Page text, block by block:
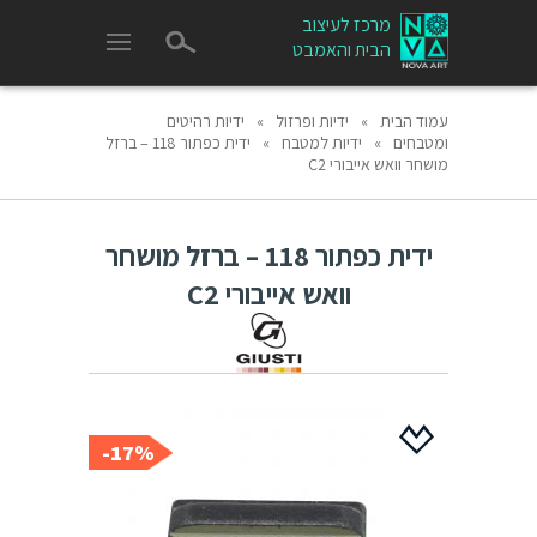
מרכז לעיצוב
הבית והאמבט
עמוד הבית » ידיות ופרזול »
ידיות רהיטים
ומטבחים
» ידיות למטבח »
ידית כפתור 118 – ברזל
מושחר וואש אייבורי C2
ידית כפתור 118 – ברזל מושחר
וואש אייבורי C2
17%-